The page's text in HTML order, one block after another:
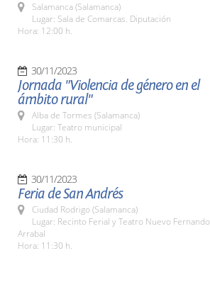
Salamanca (Salamanca)
Lugar: Sala de Comarcas. Diputación
Hora: 12:00 h.
30/11/2023
Jornada "Violencia de género en el
ámbito rural"
Alba de Tormes (Salamanca)
Lugar: Teatro municipal
Hora: 11:30 h.
30/11/2023
Feria de San Andrés
Ciudad Rodrigo (Salamanca)
Lugar: Recinto Ferial y Teatro Nuevo Fernando
Arrabal
Hora: 11:30 h.